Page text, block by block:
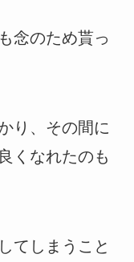
念のため貰っ
り、その間に
くなれたのも
てしまうこと